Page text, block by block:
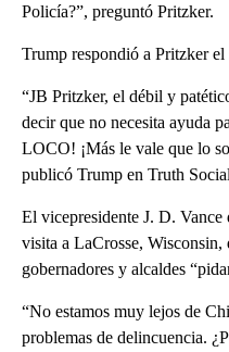
Policía?”, preguntó Pritzker.
Trump respondió a Pritzker el
“JB Pritzker, el débil y
decir que no necesita ayuda
LOCO! ¡Más le vale que lo
publicó Trump en Truth
El vicepresidente J. D. Vance
visita a LaCrosse,
gobernadores y alcaldes
“No estamos muy lejos de
problemas de delincuencia.